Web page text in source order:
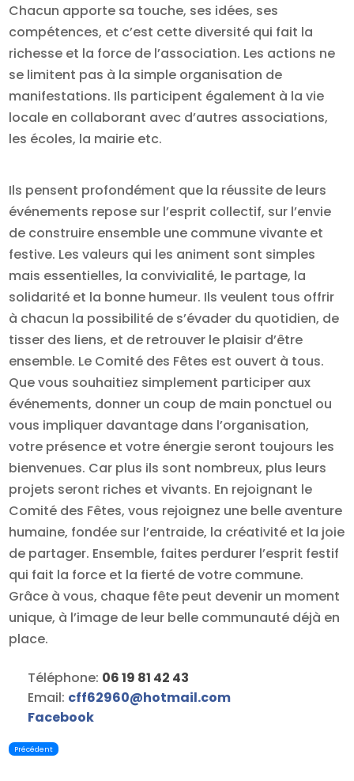
Chacun apporte sa touche, ses idées, ses
compétences, et c’est cette diversité qui fait la
richesse et la force de l’association. Les actions ne
se limitent pas à la simple organisation de
manifestations. Ils participent également à la vie
locale en collaborant avec d’autres associations,
les écoles, la mairie etc.
Ils pensent profondément que la réussite de leurs
événements repose sur l’esprit collectif, sur l’envie
de construire ensemble une commune vivante et
festive. Les valeurs qui les animent sont simples
mais essentielles, la convivialité, le partage, la
solidarité et la bonne humeur. Ils veulent tous offrir
à chacun la possibilité de s’évader du quotidien, de
tisser des liens, et de retrouver le plaisir d’être
ensemble. Le Comité des Fêtes est ouvert à tous.
Que vous souhaitiez simplement participer aux
événements, donner un coup de main ponctuel ou
vous impliquer davantage dans l’organisation,
votre présence et votre énergie seront toujours les
bienvenues. Car plus ils sont nombreux, plus leurs
projets seront riches et vivants. En rejoignant le
Comité des Fêtes, vous rejoignez une belle aventure
humaine, fondée sur l’entraide, la créativité et la joie
de partager. Ensemble, faites perdurer l’esprit festif
qui fait la force et la fierté de votre commune.
Grâce à vous, chaque fête peut devenir un moment
unique, à l’image de leur belle communauté déjà en
place.
Téléphone: 06 19 81 42 43
Email: cff62960@hotmail.com
Facebook
Précédent